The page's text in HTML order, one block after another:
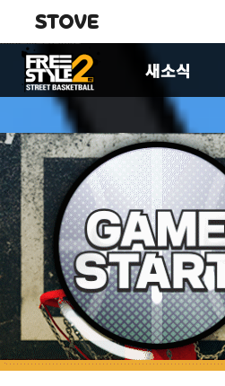
공지사항
업데이트
이벤트
FS2스토리
패치노트